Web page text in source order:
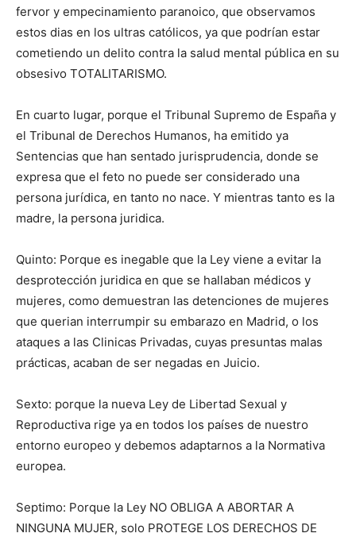
fervor y empecinamiento paranoico, que observamos
estos dias en los ultras católicos, ya que podrían estar
cometiendo un delito contra la salud mental pública en su
obsesivo TOTALITARISMO.
En cuarto lugar, porque el Tribunal Supremo de España y
el Tribunal de Derechos Humanos, ha emitido ya
Sentencias que han sentado jurisprudencia, donde se
expresa que el feto no puede ser considerado una
persona jurídica, en tanto no nace. Y mientras tanto es la
madre, la persona juridica.
Quinto: Porque es inegable que la Ley viene a evitar la
desprotección juridica en que se hallaban médicos y
mujeres, como demuestran las detenciones de mujeres
que querian interrumpir su embarazo en Madrid, o los
ataques a las Clinicas Privadas, cuyas presuntas malas
prácticas, acaban de ser negadas en Juicio.
Sexto: porque la nueva Ley de Libertad Sexual y
Reproductiva rige ya en todos los países de nuestro
entorno europeo y debemos adaptarnos a la Normativa
europea.
Septimo: Porque la Ley NO OBLIGA A ABORTAR A
NINGUNA MUJER, solo PROTEGE LOS DERECHOS DE